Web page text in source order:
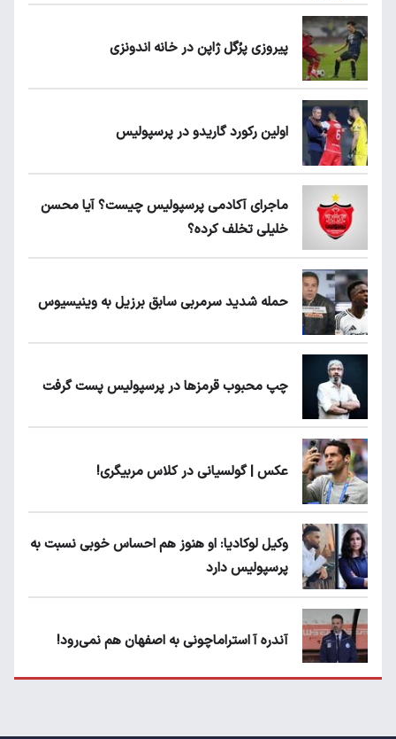
پیروزی پرُگل ژاپن در خانه اندونزی
اولین رکورد گاریدو در پرسپولیس
ماجرای آکادمی پرسپولیس چیست؟ آیا محسن
خلیلی تخلف کرده؟
حمله شدید سرمربی سابق برزیل به وینیسیوس
چپ محبوب قرمزها در پرسپولیس پست گرفت
عکس | گولسیانی در کلاس مربیگری!
وکیل لوکادیا: او هنوز هم احساس خوبی نسبت به
پرسپولیس دارد
آندره آ استراماچونی به اصفهان هم نمی‌رود!